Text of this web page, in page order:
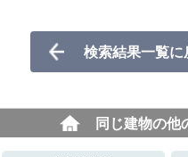
検索結果一覧に
同じ建物の他